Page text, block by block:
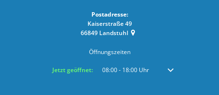
Postadresse:
Kaiserstraße 49
66849 Landstuhl
Öffnungszeiten
Klicken, um weitere Öffnungs- oder Schließzeiten auszublenden
Jetzt geöffnet: 08:00- 18:00Uhr Von 08:00 bis 18:00